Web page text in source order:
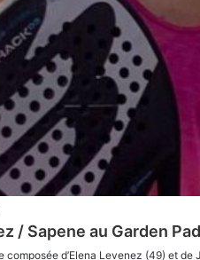
/ Sapene au Garden
composée d’Elena Levenez (49) et